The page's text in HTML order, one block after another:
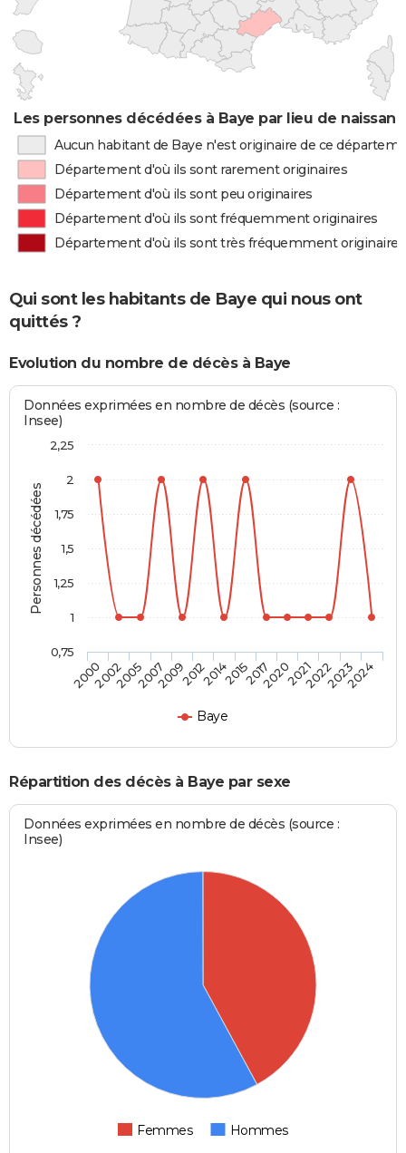
Les personnes décédées à Baye par lieu de
Aucun habitant de Baye n'est originaire de ce
Département d'où ils sont rarement originaires
Département d'où ils sont peu originaires
Département d'où ils sont fréquemment originaires
Département d'où ils sont très fréquemment originaires
Qui sont les habitants de Baye qui nous ont
quittés ?
Evolution du nombre de décès à Baye
Personnes décédées
Données exprimées en nombre de décès (source :
Insee)
Baye
20002002200520072009201220142015201720202021202220232024
0,75
1
1,25
1,5
1,75
2
2,25
Répartition des décès à Baye par sexe
Données exprimées en nombre de décès (source :
Insee)
Femmes Hommes